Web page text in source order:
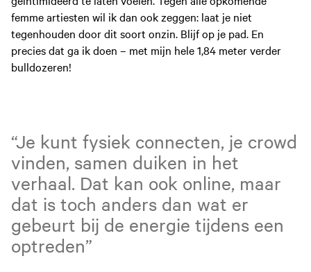
femme artiesten wil ik dan ook zeggen: laat je niet
tegenhouden door dit soort onzin. Blijf op je pad. En
precies dat ga ik doen – met mijn hele 1,84 meter verder
bulldozeren!
“Je kunt fysiek connecten, je crowd
vinden, samen duiken in het
verhaal. Dat kan ook online, maar
dat is toch anders dan wat er
gebeurt bij de energie tijdens een
optreden”